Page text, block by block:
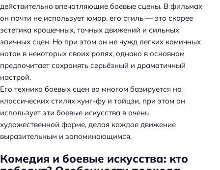
действительно впечатляющие боевые сцены. В фильмах
он почти не использует юмор, его стиль — это скорее
эстетика крошечных, точных движений и сильных
эпичных сцен. Но при этом он не чужд легких комичных
ноток в некоторых своих ролях, однако в основном
предпочитает сохранять серьёзный и драматичный
настрой.
Его техника боевых сцен во многом базируется на
классических стилях кунг-фу и тайцзи, при этом он
использует эти боевые искусства в очень
художественной форме, делая каждое движение
выразительным и запоминающимся.
Комедия и боевые искусства: кто